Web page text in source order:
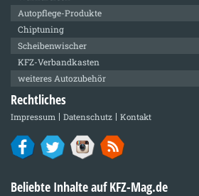
Autopflege-Produkte
Chiptuning
Scheibenwischer
KFZ-Verbandkasten
weiteres Autozubehör
Rechtliches
Impressum Datenschutz Kontakt
Beliebte Inhalte auf KFZ-Mag.de